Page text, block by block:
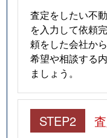
査定をしたい不
を入力して依頼
頼をした会社か
希望や相談する
ましょう。
STEP2